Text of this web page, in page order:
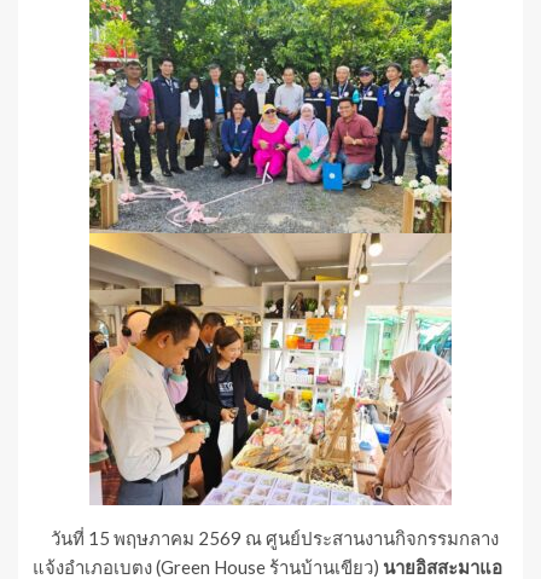
วันที่ 15 พฤษภาคม 2569 ณ ศูนย์ประสานงานกิจกรรมกลาง
แจ้งอำเภอเบตง (Green House ร้านบ้านเขียว) นายอิสสะมาแอ